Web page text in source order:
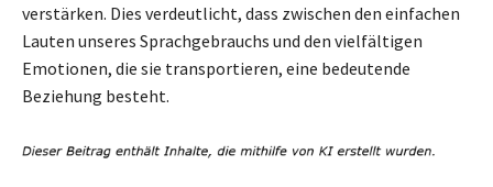
verstärken. Dies verdeutlicht, dass zwischen den einfachen
Lauten unseres Sprachgebrauchs und den vielfältigen
Emotionen, die sie transportieren, eine bedeutende
Beziehung besteht.